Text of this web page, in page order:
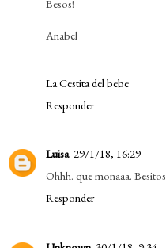
Besos!
Anabel
La Cestita del bebe
Responder
Luisa 29/1/18, 16:29
Ohhh. que monaaa. Besitos
Responder